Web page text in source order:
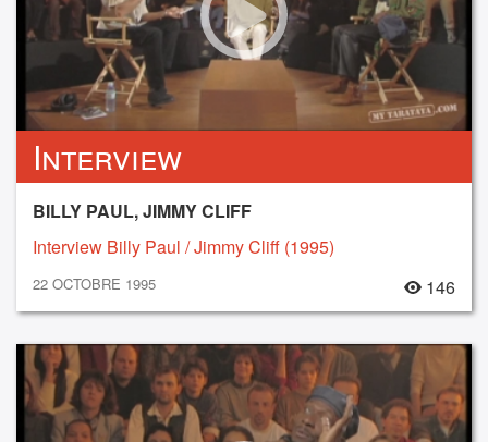
Interview
BILLY PAUL, JIMMY CLIFF
Interview Billy Paul / Jimmy Cliff (1995)
22 OCTOBRE 1995 146